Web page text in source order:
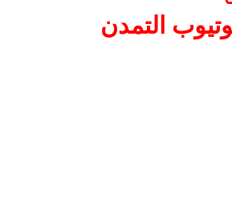
التمدن